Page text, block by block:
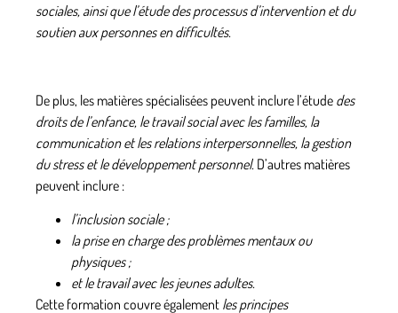
sociales, ainsi que l’étude des processus d’intervention et du
soutien aux personnes en difficultés.
De plus, les matières spécialisées peuvent inclure l’étude des
droits de l’enfance, le travail social avec les familles, la
communication et les relations interpersonnelles, la gestion
du stress et le développement personnel. D’autres matières
peuvent inclure :
l’inclusion sociale ;
la prise en charge des problèmes mentaux ou
physiques ;
et le travail avec les jeunes adultes.
Cette formation couvre également les principes